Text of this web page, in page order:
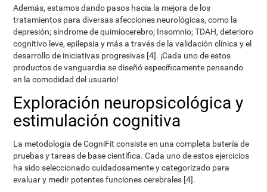
Además, estamos dando pasos hacia la mejora de los
tratamientos para diversas afecciones neurológicas, como la
depresión; síndrome de quimiocerebro; Insomnio; TDAH, deterioro
cognitivo leve, epilepsia y más a través de la validación clínica y el
desarrollo de iniciativas progresivas [4]. ¡Cada uno de estos
productos de vanguardia se diseñó específicamente pensando
en la comodidad del usuario!
Exploración neuropsicológica y
estimulación cognitiva
La metodología de CogniFit consiste en una completa batería de
pruebas y tareas de base científica. Cada uno de estos ejercicios
ha sido seleccionado cuidadosamente y categorizado para
evaluar y medir potentes funciones cerebrales [4].